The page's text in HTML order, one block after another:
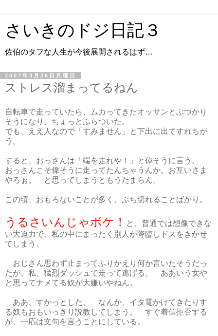
さいきのドジ日記３
佐伯のタフな人生が今後展開されるはず…
2007年3月26日月曜日
ストレス溜まってるねん
自転車で走っていたら、ムカってきたオッサンとぶつかり
そうになり、ちょっとふらついた。
でも、ええ人なので「すみません」と下出に出てすれちが
う。
すると、おっさんは「端を走れや！」と偉そうに言う。
おっさんこそ偉そうに走ってたんちゃうんか。お互いさま
やろぉ。 と思ってしまうともうたまらん。
この頃、おもろないことが多く、ぶち切れることばかり。
うるさいんじゃボケ！
と、普通では想像できな
い大迫力で、私の中にまったく別人が降臨しドスをきかせ
てしまう。
おじさん思わず止まってふりかえり何か言いたそうだっ
たが、私、猛烈ダッシュで走って逃げる。 ああいう女や
と思ってナメてる奴が大嫌いやねん。
ああ、すかっとした。 なんか、イタ電かけてきたりす
る奴もおもいっきり説教してしまう。 すぐ着信拒否する
が、一応は文句を言うことにしている。